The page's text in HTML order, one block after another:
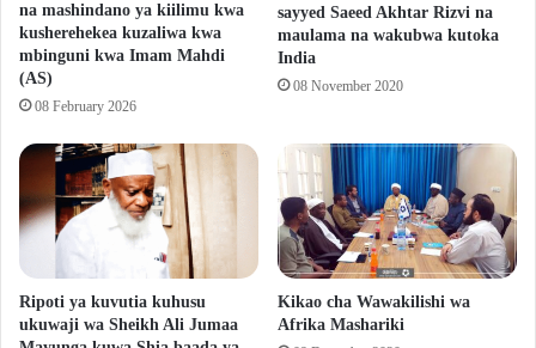
na mashindano ya kiilimu kwa
kusherehekea kuzaliwa kwa
mbinguni kwa Imam Mahdi
(AS)
08 February 2026
sayyed Saeed Akhtar Rizvi na
maulama na wakubwa kutoka
India
08 November 2020
Ripoti ya kuvutia kuhusu
ukuwaji wa Sheikh Ali Jumaa
Kikao cha Wawakilishi wa
Afrika Mashariki